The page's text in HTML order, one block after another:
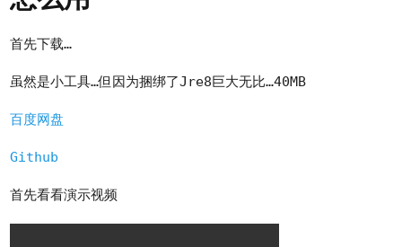
首先下载…
虽然是小工具…但因为捆绑了Jre8巨大无比…40MB
百度网盘
Github
首先看看演示视频